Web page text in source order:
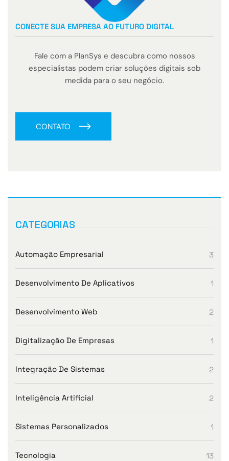
CONECTE SUA EMPRESA AO FUTURO DIGITAL
Fale com a PlanSys e descubra como nossos
especialistas podem criar soluções digitais sob
medida para o seu negócio.
CONTATO
CATEGORIAS
Automação Empresarial 3
Desenvolvimento De Aplicativos 1
Desenvolvimento Web 2
Digitalização De Empresas 1
Integração De Sistemas 2
Inteligência Artificial 2
Sistemas Personalizados 1
Tecnologia 13